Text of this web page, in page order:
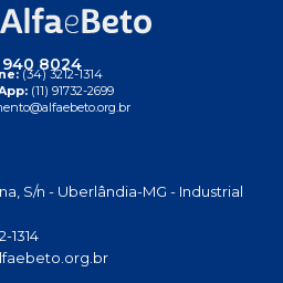
8024
(34) 3212-1314
(11) 91732-2699
S/n - Uberlândia-MG - Industrial
1314